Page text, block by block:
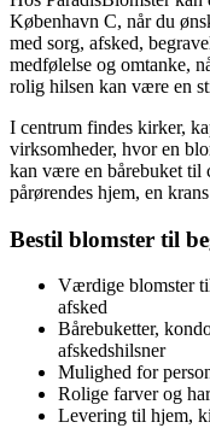
København C, når du
med sorg, afsked,
medfølelse og omtanke,
rolig hilsen kan være en
I centrum findes kirker,
virksomheder, hvor en
kan være en bårebuket til
pårørendes hjem, en
Bestil blomster til
Værdige blomster
afsked
Bårebuketter,
afskedshilsner
Mulighed for
Rolige farver og
Levering til hjem,